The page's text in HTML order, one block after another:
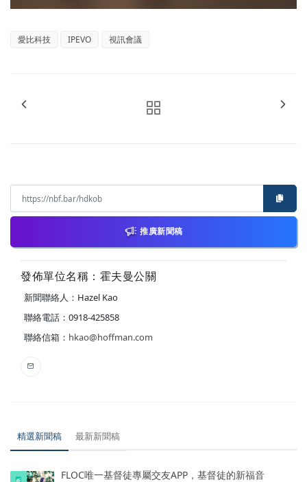
愛比科技 IPEVO 視訊會議
推廣新聞稿
發佈單位名稱：霍夫曼公關
新聞聯絡人：Hazel Kao
聯絡電話：0918-425858
聯絡信箱： hkao@hoffman.com
精選新聞稿 最新新聞稿
FLOC唯一基督徒專屬交友APP，基督徒的新福音